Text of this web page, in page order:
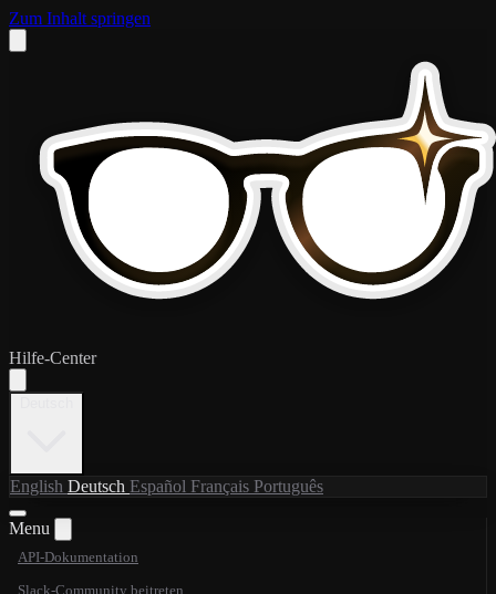
Zum Inhalt springen
Hilfe-Center
English Deutsch Español Français Português
Menu
API-Dokumentation
Slack-Community beitreten